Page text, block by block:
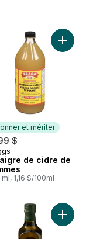
au panier
et mériter
$
et mériter
de cidre de
1,16 $/100ml
Ajouter
de cidre de pommes
Ajouter